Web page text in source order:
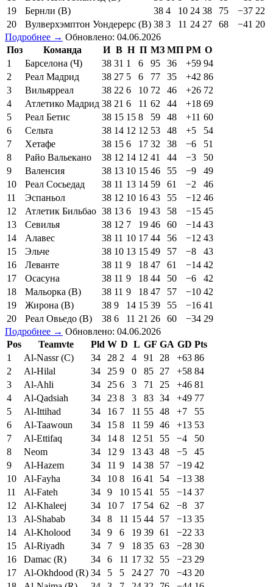
19
Бернли (В) 38 4 10 24 38 75 −37 22
20
Вулверхэмптон Уондерерс (В) 38 3 11 24 27 68 −41 20
Подробнее → Обновлено: 04.06.2026
Поз
Команда И В Н П МЗ МП РМ О
1
Барселона (Ч) 38 31 1 6 95 36 +59 94
2
Реал Мадрид 38 27 5 6 77 35 +42 86
3
Вильярреал 38 22 6 10 72 46 +26 72
4
Атлетико Мадрид 38 21 6 11 62 44 +18 69
5
Реал Бетис 38 15 15 8 59 48 +11 60
6
Сельта 38 14 12 12 53 48 +5
54
7
Хетафе 38 15 6 17 32 38 −6
51
8
Райо Вальекано 38 12 14 12 41 44 −3
50
9
Валенсия 38 13 10 15 46 55 −9
49
10
Реал Сосьедад 38 11 13 14 59 61 −2
46
11
Эспаньол 38 12 10 16 43 55 −12 46
12
Атлетик Бильбао 38 13 6 19 43 58 −15 45
13
Севилья 38 12 7 19 46 60 −14 43
14
Алавес 38 11 10 17 44 56 −12 43
15
Эльче 38 10 13 15 49 57 −8
43
16
Леванте 38 11 9 18 47 61 −14 42
17
Осасуна 38 11 9 18 44 50 −6
42
18
Мальорка (В) 38 11 9 18 47 57 −10 42
19
Жирона (В) 38 9 14 15 39 55 −16 41
20
Реал Овьедо (В) 38 6 11 21 26 60 −34 29
Подробнее → Обновлено: 04.06.2026
Pos
Teamvte Pld W D L GF GA GD Pts
1
Al-Nassr (C) 34 28 2 4 91 28 +63 86
2
Al-Hilal 34 25 9 0 85 27 +58 84
3
Al-Ahli 34 25 6 3 71 25 +46 81
4
Al-Qadsiah 34 23 8 3 83 34 +49 77
5
Al-Ittihad 34 16 7 11 55 48 +7
55
6
Al-Taawoun 34 15 8 11 59 46 +13 53
7
Al-Ettifaq 34 14 8 12 51 55 −4
50
8
Neom 34 12 9 13 43 48 −5
45
9
Al-Hazem 34 11 9 14 38 57 −19 42
10
Al-Fayha 34 10 8 16 41 54 −13 38
11
Al-Fateh 34 9 10 15 41 55 −14 37
12
Al-Khaleej 34 10 7 17 54 62 −8
37
13
Al-Shabab 34 8 11 15 44 57 −13 35
14
Al-Kholood 34 9 6 19 39 61 −22 33
15
Al-Riyadh 34 7 9 18 35 63 −28 30
16
Damac (R) 34 6 11 17 32 55 −23 29
17
Al-Okhdood (R) 34 5 5 24 27 70 −43 20